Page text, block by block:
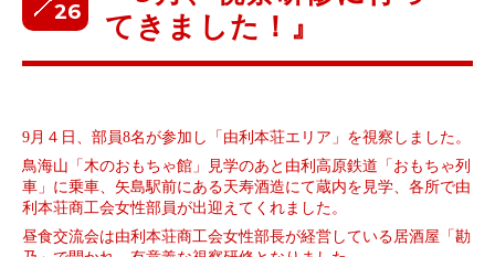
26
てきました！』
9 月４日、部員8名が参加し「由利本荘エリア」を視察しました。
鳥海山「木のおもちゃ館」見学のあと由利高原鉄道「おもちゃ列
車」に乗車、矢島駅前にある天寿酒造にて蔵内を見学、各所で由
利本荘商工会女性部員が出迎えてくれました。
昼食交流会は由利本荘商工会女性部長が経営している居酒屋「勘